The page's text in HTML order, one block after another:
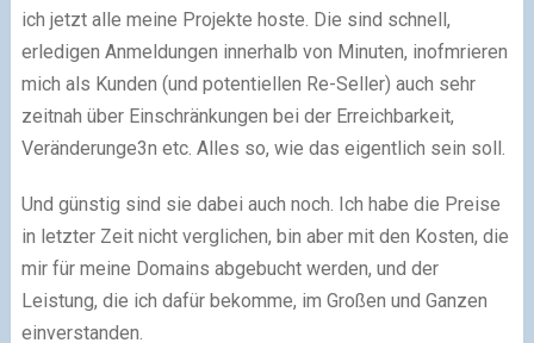
ich jetzt alle meine Projekte hoste. Die sind schnell,
erledigen Anmeldungen innerhalb von Minuten, inofmrieren
mich als Kunden (und potentiellen Re-Seller) auch sehr
zeitnah über Einschränkungen bei der Erreichbarkeit,
Veränderunge3n etc. Alles so, wie das eigentlich sein soll.
Und günstig sind sie dabei auch noch. Ich habe die Preise
in letzter Zeit nicht verglichen, bin aber mit den Kosten, die
mir für meine Domains abgebucht werden, und der
Leistung, die ich dafür bekomme, im Großen und Ganzen
einverstanden.